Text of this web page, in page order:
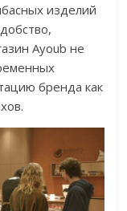
изделий
Ayoub не
бренда как